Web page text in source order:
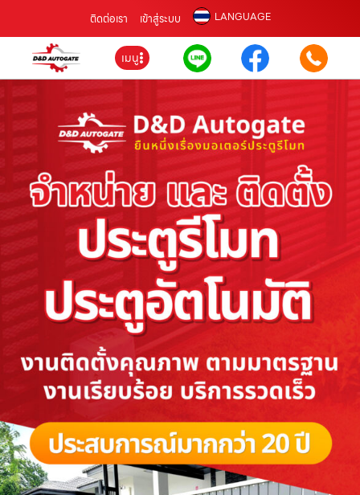
ติดต่อเรา เข้าสู่ระบบ LANGUAGE
เมนู